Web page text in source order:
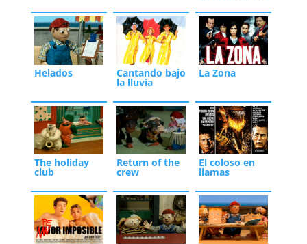
Helados Cantando bajo
la lluvia
La Zona
The holiday
club
Return of the
crew
El coloso en
llamas